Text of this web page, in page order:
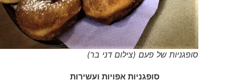
סופגניות של פעם (צילום דני בר)
סופגניות אפויות ועשירות